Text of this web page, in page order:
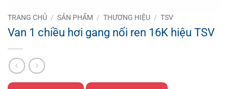
TRANG CHỦ / SẢN PHẨM / THƯƠNG HIỆU / TSV
Van 1 chiều hơi gang nối ren 16K hiệu TSV